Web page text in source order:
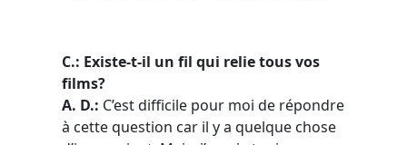
C.: Existe-t-il un fil qui relie tous vos
films?
A. D.: C’est difficile pour moi de répondre
à cette question car il y a quelque chose